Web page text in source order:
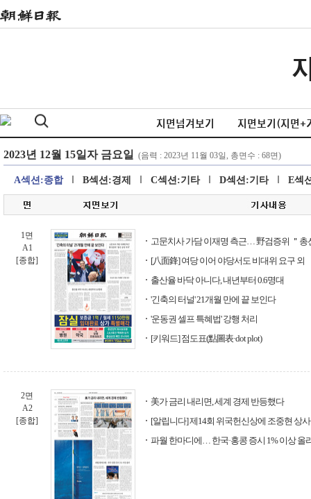
지면넘겨보기 지면보기(지면+
A섹션:종합 B섹션:경제 C섹션:기타 D섹션:기타 E섹
1면
A1
[종합]
고문치사 가담 이재명 측근… 野검증위 ＂총
[八面鋒] 여당 이어 야당서도 비대위 요구 외
출산율 바닥 아니다, 내년부터 0.6명대
'긴축의 터널' 21개월 만에 끝 보인다
'운동권 셀프 특혜법' 강행 처리
[키워드] 점도표(點圖表·dot plot)
2면
A2
[종합]
美가 금리 내리면, 세계 경제 반등했다
[알립니다] 제14회 위국헌신상에 조중현 상
파월 한마디에… 한국·홍콩 증시 1% 이상 올